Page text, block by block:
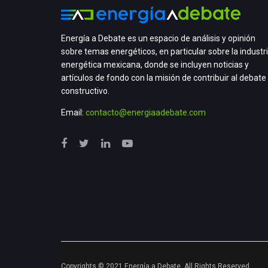
Energía a Debate es un espacio de análisis y opinión
sobre temas energéticos, en particular sobre la
energética mexicana, donde se incluyen noticias y
artículos de fondo con la misión de contribuir al debate
constructivo.
Email: contacto@energiaadebate.com
Copyrights © 2021 Energía a Debate. All Rights Reserved.